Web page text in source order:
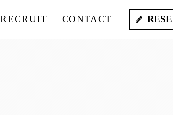
RECRUIT CONTACT